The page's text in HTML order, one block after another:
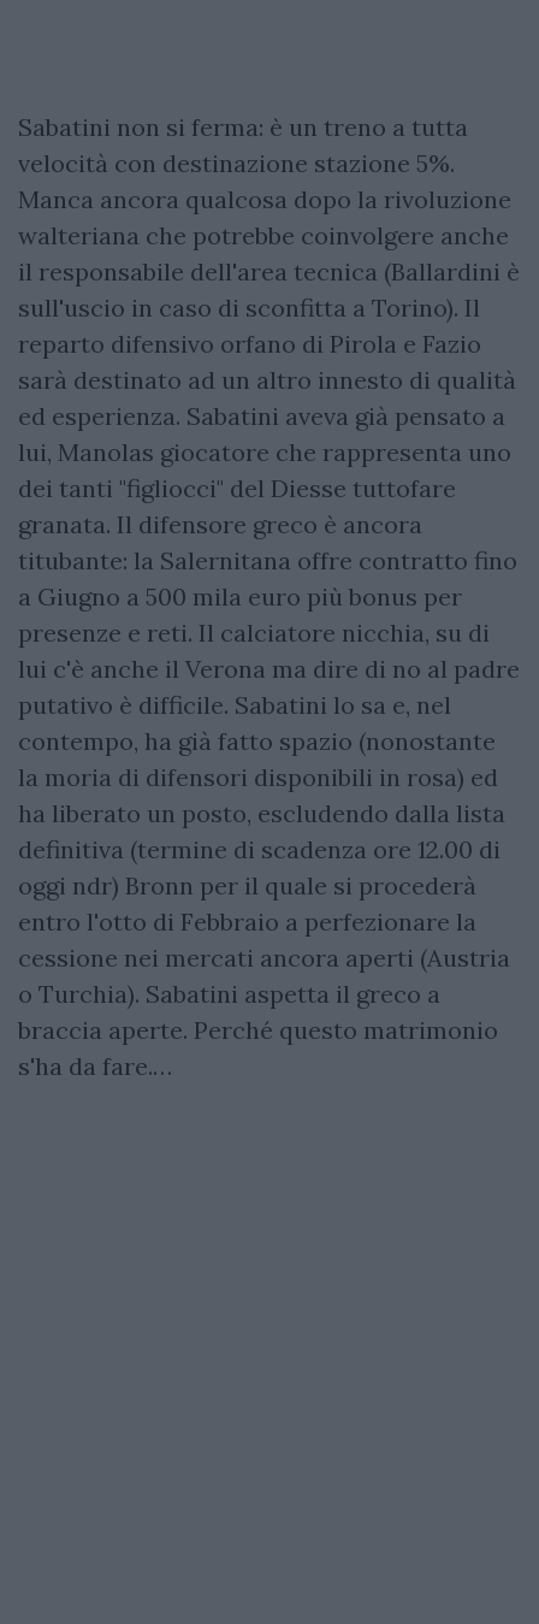
Sabatini non si ferma: è un treno a tutta
velocità con destinazione stazione 5%.
Manca ancora qualcosa dopo la rivoluzione
walteriana che potrebbe coinvolgere anche
il responsabile dell'area tecnica (Ballardini è
sull'uscio in caso di sconfitta a Torino). Il
reparto difensivo orfano di Pirola e Fazio
sarà destinato ad un altro innesto di qualità
ed esperienza. Sabatini aveva già pensato a
lui, Manolas giocatore che rappresenta uno
dei tanti "figliocci" del Diesse tuttofare
granata. Il difensore greco è ancora
titubante: la Salernitana offre contratto fino
a Giugno a 500 mila euro più bonus per
presenze e reti. Il calciatore nicchia, su di
lui c'è anche il Verona ma dire di no al padre
putativo è difficile. Sabatini lo sa e, nel
contempo, ha già fatto spazio (nonostante
la moria di difensori disponibili in rosa) ed
ha liberato un posto, escludendo dalla lista
definitiva (termine di scadenza ore 12.00 di
oggi ndr) Bronn per il quale si procederà
entro l'otto di Febbraio a perfezionare la
cessione nei mercati ancora aperti (Austria
o Turchia). Sabatini aspetta il greco a
braccia aperte. Perché questo matrimonio
s'ha da fare.…